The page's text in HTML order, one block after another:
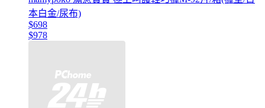
本白金/尿布)
$698
$978